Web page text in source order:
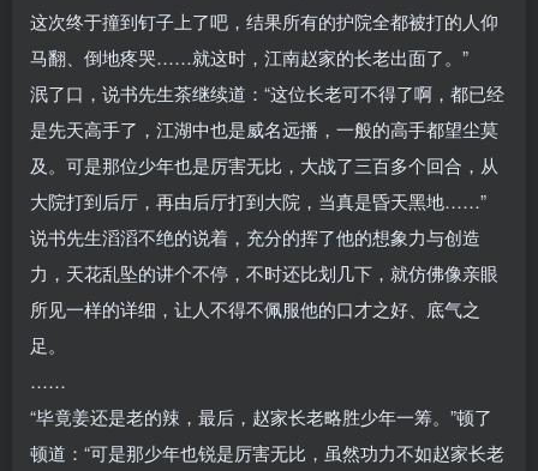
这次终于撞到钉子上了吧，结果所有的护院全都被打的人仰
马翻、倒地疼哭……就这时，江南赵家的长老出面了。”
泯了口，说书先生茶继续道：“这位长老可不得了啊，都已经
是先天高手了，江湖中也是威名远播，一般的高手都望尘莫
及。可是那位少年也是厉害无比，大战了三百多个回合，从
大院打到后厅，再由后厅打到大院，当真是昏天黑地……”
说书先生滔滔不绝的说着，充分的挥了他的想象力与创造
力，天花乱坠的讲个不停，不时还比划几下，就仿佛像亲眼
所见一样的详细，让人不得不佩服他的口才之好、底气之
足。
……
“毕竟姜还是老的辣，最后，赵家长老略胜少年一筹。”顿了
顿道：“可是那少年也锐是厉害无比，虽然功力不如赵家长老